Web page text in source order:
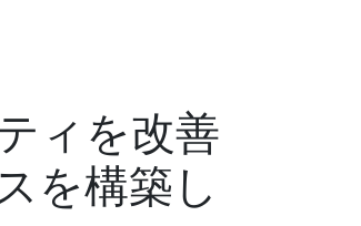
ィを改善
を構築し